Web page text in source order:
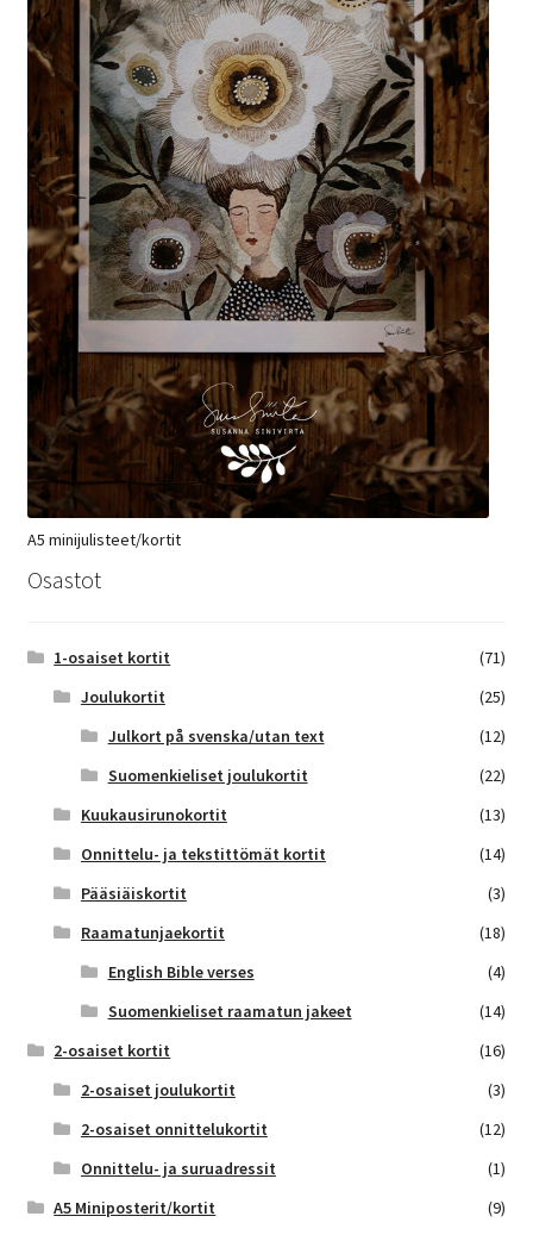
A5 minijulisteet/kortit
Osastot
1-osaiset kortit
(71)
Joulukortit
(25)
Julkort på svenska/utan text
(12)
Suomenkieliset joulukortit
(22)
Kuukausirunokortit
(13)
Onnittelu- ja tekstittömät kortit
(14)
Pääsiäiskortit
(3)
Raamatunjaekortit
(18)
English Bible verses
(4)
Suomenkieliset raamatun jakeet
(14)
2-osaiset kortit
(16)
2-osaiset joulukortit
(3)
2-osaiset onnittelukortit
(12)
Onnittelu- ja suruadressit
(1)
A5 Miniposterit/kortit
(9)